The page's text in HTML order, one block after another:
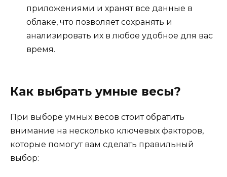
приложениями и хранят все данные в
облаке, что позволяет сохранять и
анализировать их в любое удобное для вас
время.
Как выбрать умные весы?
При выборе умных весов стоит обратить
внимание на несколько ключевых факторов,
которые помогут вам сделать правильный
выбор: